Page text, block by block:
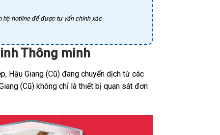
hệ hotline để được tư vấn chính xác
Thông minh
Hậu Giang (Cũ) đang chuyển dịch từ các
(Cũ) không chỉ là thiết bị quan sát đơn